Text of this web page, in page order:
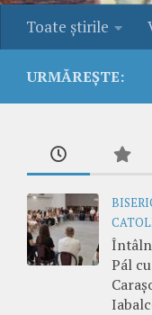
Toate ştirile
URMĂREȘTE:
Pál